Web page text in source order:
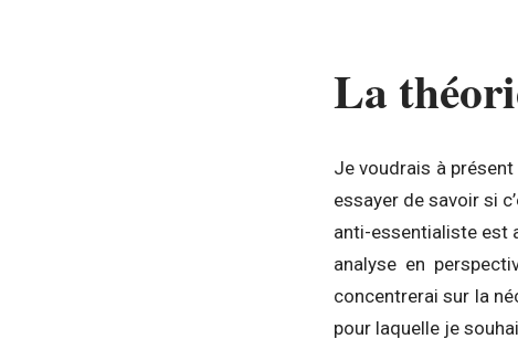
La
Je voudrais à
essayer de savoir si
anti-essentialiste est
analyse en
concentrerai sur la
pour laquelle je